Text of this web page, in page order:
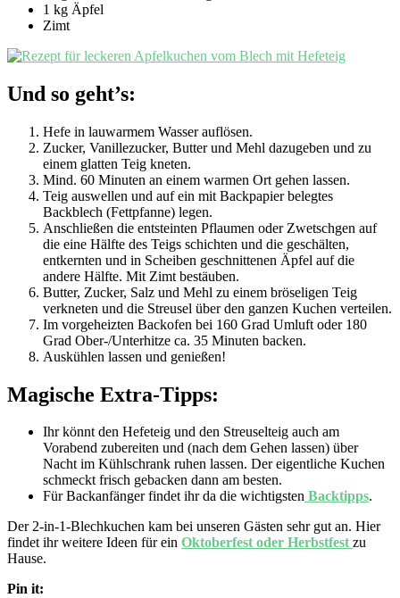
1 kg Äpfel
Zimt
Und so geht’s:
Hefe in lauwarmem Wasser auflösen.
Zucker, Vanillezucker, Butter und Mehl dazugeben und zu
einem glatten Teig kneten.
Mind. 60 Minuten an einem warmen Ort gehen lassen.
Teig auswellen und auf ein mit Backpapier belegtes
Backblech (Fettpfanne) legen.
Anschließen die entsteinten Pflaumen oder Zwetschgen auf
die eine Hälfte des Teigs schichten und die geschälten,
entkernten und in Scheiben geschnittenen Äpfel auf die
andere Hälfte. Mit Zimt bestäuben.
Butter, Zucker, Salz und Mehl zu einem bröseligen Teig
verkneten und die Streusel über den ganzen Kuchen verteilen.
Im vorgeheizten Backofen bei 160 Grad Umluft oder 180
Grad Ober-/Unterhitze ca. 35 Minuten backen.
Auskühlen lassen und genießen!
Magische Extra-Tipps:
Ihr könnt den Hefeteig und den Streuselteig auch am
Vorabend zubereiten und (nach dem Gehen lassen) über
Nacht im Kühlschrank ruhen lassen. Der eigentliche Kuchen
schmeckt frisch gebacken dann am besten.
Für Backanfänger findet ihr da die wichtigsten Backtipps.
Der 2-in-1-Blechkuchen kam bei unseren Gästen sehr gut an. Hier
findet ihr weitere Ideen für ein Oktoberfest oder Herbstfestzu
Hause.
Pin it: